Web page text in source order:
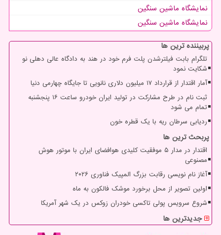
نمایشگاه ماشین سنگین
نمایشگاه ماشین سنگین
پربیننده ترین ها
تلگرام بابت فیلترشدن پلت فرم خود در هند به دادگاه عالی دهلی نو
شکایت نمود
آمار اقتدار از قرارداد ۱۷ میلیون دلاری نانویی تا جایگاه چهارمی دنیا
ثبت نام در طرح مشارکت در تولید ایران خودرو ساعت ۱۶ پنجشنبه
تمام می شود
ردیابی سرطان ریه با یک قطره خون
پربحث ترین ها
اقتدار در مدار ۵ موفقیت کلیدی هوافضای ایران با موتور هوش
مصنوعی
آغاز نام نویسی رقابت بزرگ المپیک فناوری ۲۰۲۶
اولین تصویر از محل برخورد موشک فالکون به ماه
شروع سرویس پولی تاکسی خودران زوکس در یک شهر آمریکا
جدیدترین ها